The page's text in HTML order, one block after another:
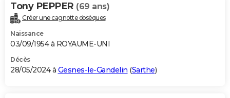
Alimentation
Guide de la santé
Maladies
Médicaments
Sommeil
VOYAGE
Destinations
City break
Voyage nature
Voyage de noces
Forum
Climat
+PHOTO
GUIDES D'ACHAT
BONS PLANS
Tony PEPPER (69 ans)
Créer une cagnotte obsèques
Naissance
03/09/1954 à ROYAUME-UNI
Décès
28/05/2024 à Gesnes-le-Gandelin (Sarthe)